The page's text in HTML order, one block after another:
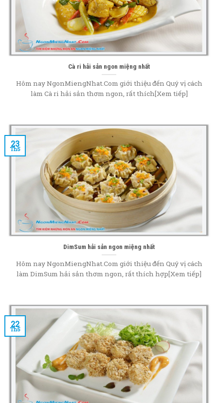
Cà ri hải sản ngon miệng nhất
Hôm nay NgonMiengNhat.Com giới thiệu đến Quý vị cách
làm Cà ri hải sản thơm ngon, rất thích[Xem tiếp]
DimSum hải sản ngon miệng nhất
Hôm nay NgonMiengNhat.Com giới thiệu đến Quý vị cách
làm DimSum hải sản thơm ngon, rất thích hợp[Xem tiếp]
23
Th5
22
Th5